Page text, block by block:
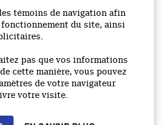
témoins de navigation afin
fonctionnement du site, ainsi
pas que vos informations
cette manière, vous pouvez
de votre navigateur
votre visite.
Site institutionnel
Accessibilité
de confidentialité